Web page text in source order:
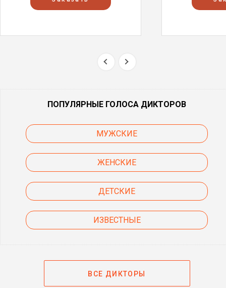
ПОПУЛЯРНЫЕ ГОЛОСА ДИКТОРОВ
МУЖСКИЕ
ЖЕНСКИЕ
ДЕТСКИЕ
ИЗВЕСТНЫЕ
ВСЕ ДИКТОРЫ